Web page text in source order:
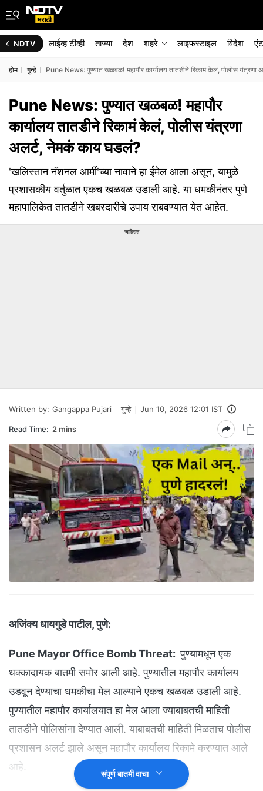
NDTV लाईव्ह टीव्ही ताज्या देश शहरे लाइफस्टाइल विदेश
होम गुन्हे Pune News: पुण्यात खळबळ! महापौर कार्यालय तातडीने रिकामं केलं, पोलीस
Pune News: पुण्यात खळबळ! महापौर
कार्यालय तातडीने रिकामं केलं, पोलीस यंत्रणा
अलर्ट, नेमकं काय घडलं?
'खलिस्तान नॅशनल आर्मी'च्या नावाने हा ईमेल आला असून, यामुळे
प्रशासकीय वर्तुळात एकच खळबळ उडाली आहे. या धमकीनंतर पुणे
महापालिकेत तातडीने खबरदारीचे उपाय राबवण्यात येत आहेत.
जाहिरात
Written by: Gangappa Pujari गुन्हे Jun 10, 2026 12:01 IST
Read Time: 2 mins
अजिंक्य धायगुडे पाटील, पुणे:
Pune Mayor Office Bomb Threat:पुण्यामधून एक
धक्कादायक बातमी समोर आली आहे. पुण्यातील महापौर कार्यालय
उडवून देण्याचा धमकीचा मेल आल्याने एकच खळबळ उडाली आहे.
पुण्यातील महापौर कार्यालयात हा मेल आला ज्याबाबतची माहिती
तातडीने पोलिसांना देण्यात आली. याबाबतची माहिती मिळताच पोलीस
प्रशासन अलर्ट झाले असून महापौर कार्यालय रिकामे करण्यात आले
आहे.
संपूर्ण बातमी वाचा